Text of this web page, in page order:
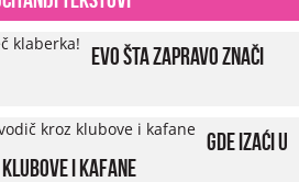
Evo šta zapravo znači
Gde izaći u
i kafane